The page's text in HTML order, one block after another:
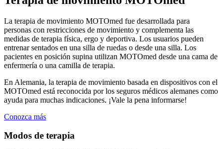
La terapia de movimiento MOTOmed fue desarrollada para
personas con restricciones de movimiento y complementa las
medidas de terapia física, ergo y deportiva. Los usuarios pueden
entrenar sentados en una silla de ruedas o desde una silla. Los
pacientes en posición supina utilizan MOTOmed desde una cama de
enfermería o una camilla de terapia.
En Alemania, la terapia de movimiento basada en dispositivos con el
MOTOmed está reconocida por los seguros médicos alemanes como
ayuda para muchas indicaciones. ¡Vale la pena informarse!
Conozca más
Modos de terapia